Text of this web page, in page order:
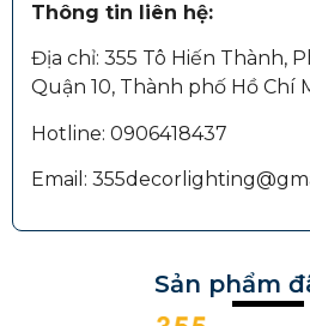
Thông tin liên hệ:
Địa chỉ: 355 Tô Hiến Thành,
Quận 10, Thành phố Hồ Chí
Hotline: 0906418437
Email:
Sản phẩm